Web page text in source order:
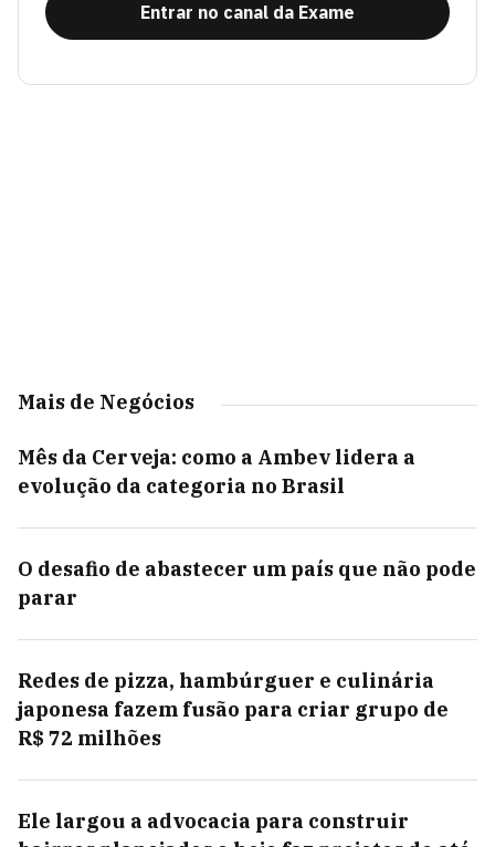
Entrar no canal da Exame
Mais de Negócios
Mês da Cerveja: como a Ambev lidera a
evolução da categoria no Brasil
O desafio de abastecer um país que não pode
parar
Redes de pizza, hambúrguer e culinária
japonesa fazem fusão para criar grupo de
R$ 72 milhões
Ele largou a advocacia para construir